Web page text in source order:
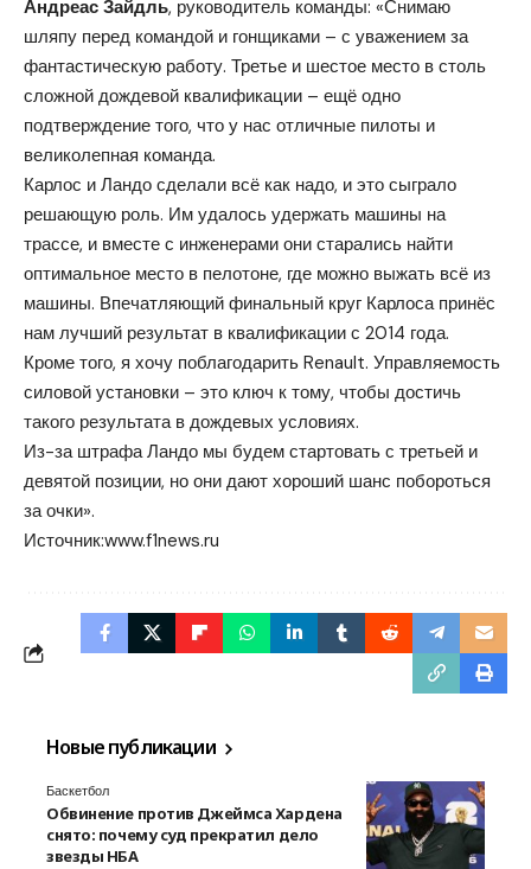
Андреас Зайдль, руководитель команды: «Снимаю
шляпу перед командой и гонщиками – с уважением за
фантастическую работу. Третье и шестое место в столь
сложной дождевой квалификации – ещё одно
подтверждение того, что у нас отличные пилоты и
великолепная команда.
Карлос и Ландо сделали всё как надо, и это сыграло
решающую роль. Им удалось удержать машины на
трассе, и вместе с инженерами они старались найти
оптимальное место в пелотоне, где можно выжать всё из
машины. Впечатляющий финальный круг Карлоса принёс
нам лучший результат в квалификации с 2014 года.
Кроме того, я хочу поблагодарить Renault. Управляемость
силовой установки – это ключ к тому, чтобы достичь
такого результата в дождевых условиях.
Из-за штрафа Ландо мы будем стартовать с третьей и
девятой позиции, но они дают хороший шанс побороться
за очки».
Источник:www.f1news.ru
Новые публикации
Баскетбол
Обвинение против Джеймса Хардена
снято: почему суд прекратил дело
звезды НБА